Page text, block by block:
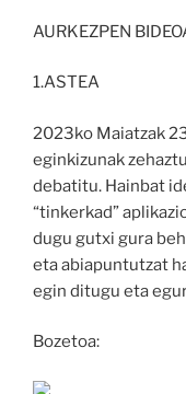
AURKEZPEN
1.ASTEA
2023ko Maiatzak
eginkizunak
debatitu. Hainbat
“tinkerkad”
dugu gutxi gura
eta abiapuntutzat
egin ditugu eta
Bozetoa: